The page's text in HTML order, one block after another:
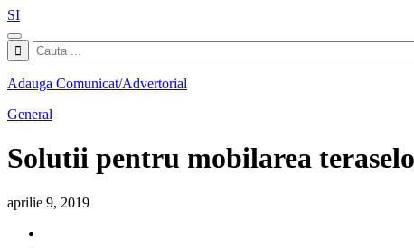
SI
Adauga Comunicat/Advertorial
General
Solutii pentru mobilarea
aprilie 9, 2019